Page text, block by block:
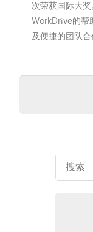
次荣获国际大
WorkDrive的帮
及便捷的团队合